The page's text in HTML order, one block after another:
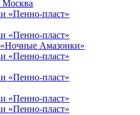
Москва
«Пенно-пласт»
«Пенно-пласт»
Амазонки»
«Пенно-пласт»
«Пенно-пласт»
«Пенно-пласт»
«Пенно-пласт»